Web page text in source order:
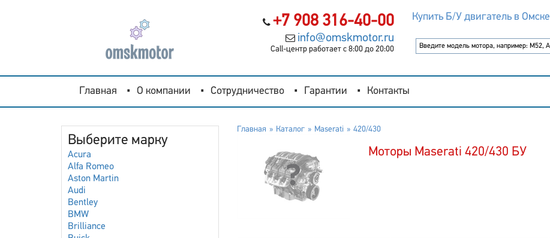
+7 908 316-40-00
info@omskmotor.ru
Call-центр работает с 8:00 до 20:00
Купить Б/У двигатель в Омске
Главная О компании Сотрудничество Гарантии Контакты
Выберите марку
Acura
Alfa Romeo
Aston Martin
Audi
Bentley
BMW
Brilliance
Главная Каталог Maserati 420/430
Моторы Maserati 420/430 БУ